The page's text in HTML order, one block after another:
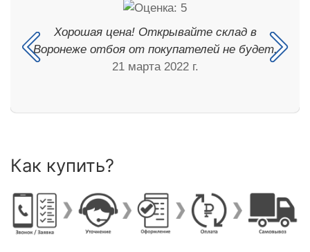
Хорошая цена! Открывайте склад в
Воронеже отбоя от покупателей не будет.
21 марта 2022 г.
Как купить?